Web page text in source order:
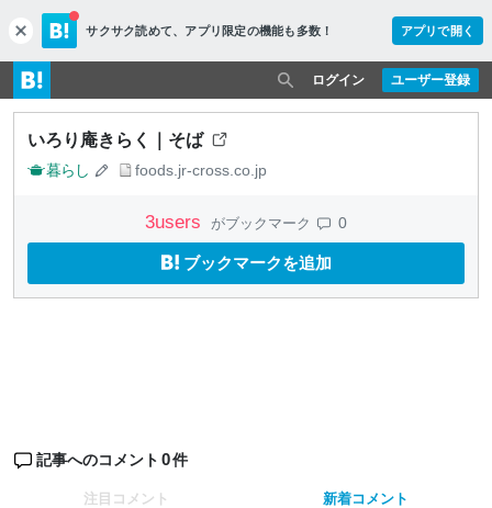
c
l
o
s
e
サクサク読めて、 アプリ限定の機能も多数！ アプリで開く
ユーザー登録
ログイン
いろり庵きらく｜そば
暮らし foods.jr-cross.co.jp
3users がブックマーク 0
ブックマークを追加
記事へのコメント 0件
注目コメント 新着コメント